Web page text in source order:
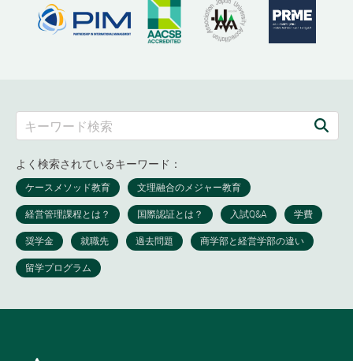
よく検索されているキーワード：